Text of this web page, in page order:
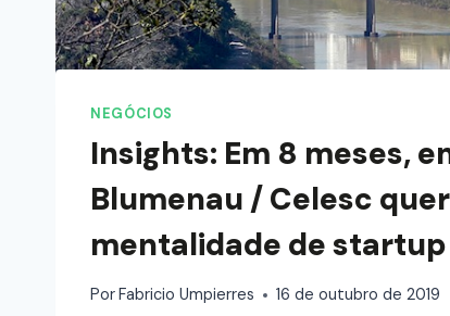
NEGÓCIOS
Insights: Em 8 meses,
Blumenau / Celesc
mentalidade de
PorFabricio Umpierres 16 de outubro de 2019